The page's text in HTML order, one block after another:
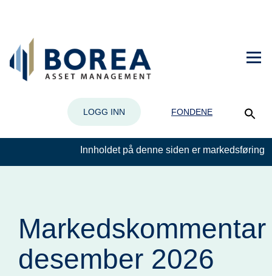
LOGG INN FONDENE
Innholdet på denne siden er markedsføring
Markedskommentar
desember 2026